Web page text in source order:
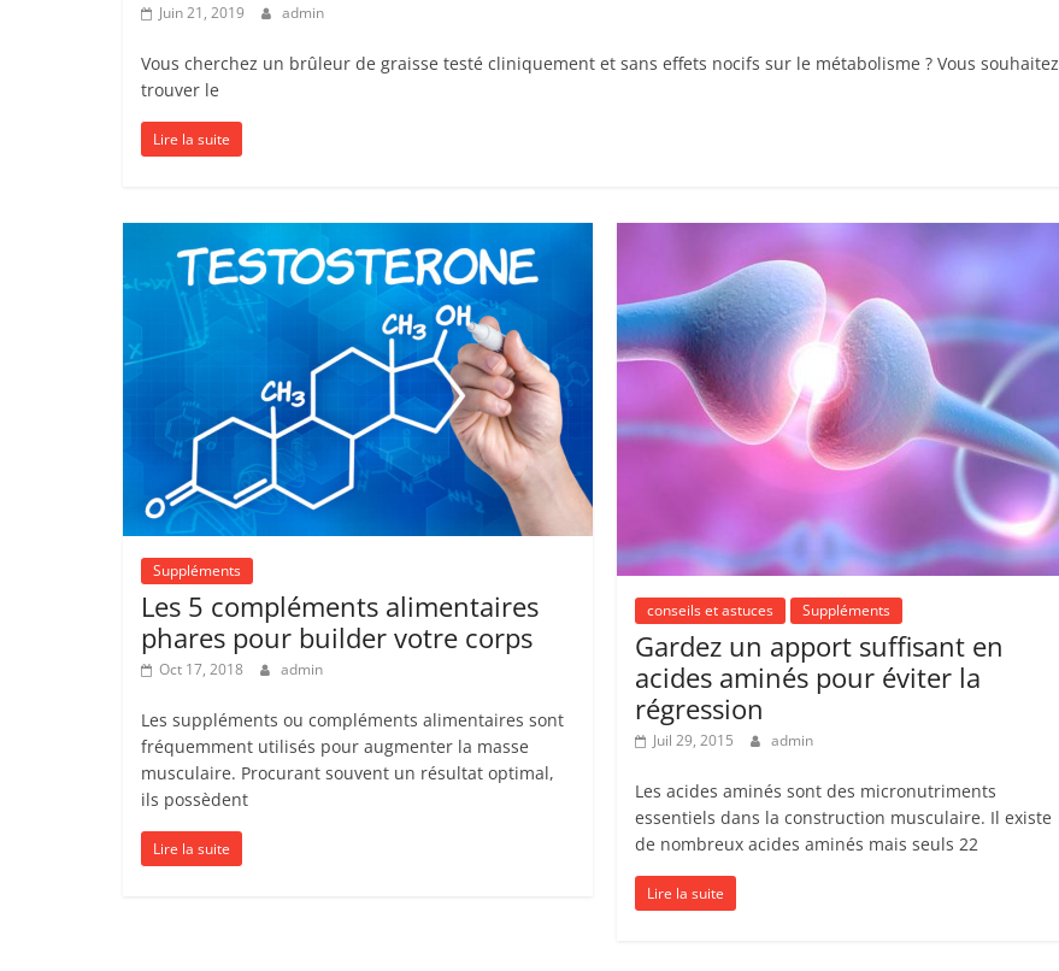
Juin 21, 2019 admin
Vous cherchez un brûleur de graisse testé cliniquement et sans effets nocifs sur le métabolisme ? Vous souhaitez
trouver le
Lire la suite
Suppléments
Les 5 compléments alimentaires
phares pour builder votre corps
Oct 17, 2018 admin
Les suppléments ou compléments alimentaires sont
fréquemment utilisés pour augmenter la masse
musculaire. Procurant souvent un résultat optimal,
ils possèdent
Lire la suite
conseils et astuces Suppléments
Gardez un apport suffisant en
acides aminés pour éviter la
régression
Juil 29, 2015 admin
Les acides aminés sont des micronutriments
essentiels dans la construction musculaire. Il existe
de nombreux acides aminés mais seuls 22
Lire la suite